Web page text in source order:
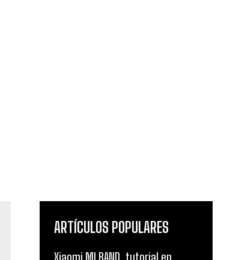
ARTÍCULOS POPULARES
Xiaomi MI BAND, tutorial en